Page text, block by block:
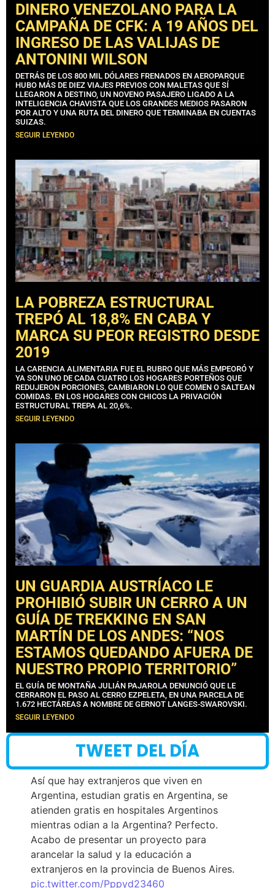
DINERO VENEZOLANO PARA LA
CAMPAÑA DE CFK: A 19 AÑOS DEL
INGRESO DE LAS VALIJAS DE
ANTONINI WILSON
DETRÁS DE LOS 800 MIL DÓLARES FRENADOS EN AEROPARQUE
HUBO MÁS DE DIEZ VIAJES PREVIOS CON MALETAS QUE SÍ
LLEGARON A DESTINO, UN NOVENO PASAJERO LIGADO A LA
INTELIGENCIA CHAVISTA QUE LOS GRANDES MEDIOS PASARON
POR ALTO Y UNA RUTA DEL DINERO QUE TERMINABA EN CUENTAS
SUIZAS.
SEGUIR LEYENDO
LA POBREZA ESTRUCTURAL
TREPÓ AL 18,8% EN CABA Y
MARCA SU PEOR REGISTRO DESDE
2019
LA CARENCIA ALIMENTARIA FUE EL RUBRO QUE MÁS EMPEORÓ Y
YA SON UNO DE CADA CUATRO LOS HOGARES PORTEÑOS QUE
REDUJERON PORCIONES, CAMBIARON LO QUE COMEN O SALTEAN
COMIDAS. EN LOS HOGARES CON CHICOS LA PRIVACIÓN
ESTRUCTURAL TREPA AL 20,6%.
SEGUIR LEYENDO
UN GUARDIA AUSTRÍACO LE
PROHIBIÓ SUBIR UN CERRO A UN
GUÍA DE TREKKING EN SAN
MARTÍN DE LOS ANDES: “NOS
ESTAMOS QUEDANDO AFUERA DE
NUESTRO PROPIO TERRITORIO”
EL GUÍA DE MONTAÑA JULIÁN PAJAROLA DENUNCIÓ QUE LE
CERRARON EL PASO AL CERRO EZPELETA, EN UNA PARCELA DE
1.672 HECTÁREAS A NOMBRE DE GERNOT LANGES-SWAROVSKI.
SEGUIR LEYENDO
TWEET DEL DÍA
Así que hay extranjeros que viven en
Argentina, estudian gratis en Argentina, se
atienden gratis en hospitales Argentinos
mientras odian a la Argentina? Perfecto.
Acabo de presentar un proyecto para
arancelar la salud y la educación a
extranjeros en la provincia de Buenos Aires.
pic.twitter.com/Pppyd23460